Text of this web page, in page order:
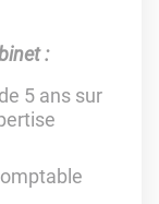
:
5 ans sur